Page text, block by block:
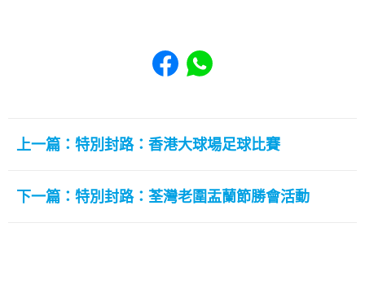
Share to Facebook
Share to WhatsApp
上一篇：特別封路：香港大球場足球比賽
下一篇：特別封路：荃灣老圍盂蘭節勝會活動